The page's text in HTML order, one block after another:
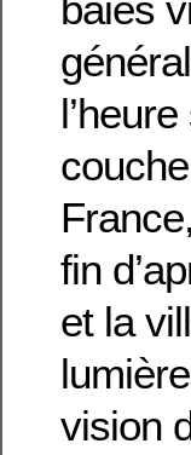
fin
et la
vision